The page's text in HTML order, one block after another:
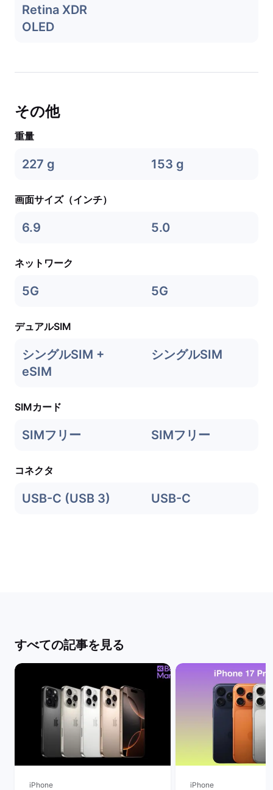
Retina XDR
OLED
その他
重量
227 g 153 g
画面サイズ（インチ）
6.9 5.0
ネットワーク
5G 5G
デュアルSIM
シングルSIM +
eSIM
シングルSIM
SIMカード
SIMフリー SIMフリー
コネクタ
USB-C (USB 3) USB-C
すべての記事を見る
iPhone iPhone